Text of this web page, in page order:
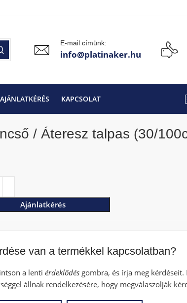
E-mail címünk:
info@platinaker.hu
AJÁNLATKÉRÉS KAPCSOLAT
/ Áteresz talpas (30/
Ajánlatkérés
van a termékkel kapcsolatban?
a lenti érdeklődés gombra, és írja meg kérdéseit.
állnak rendelkezésére, hogy megválaszolják